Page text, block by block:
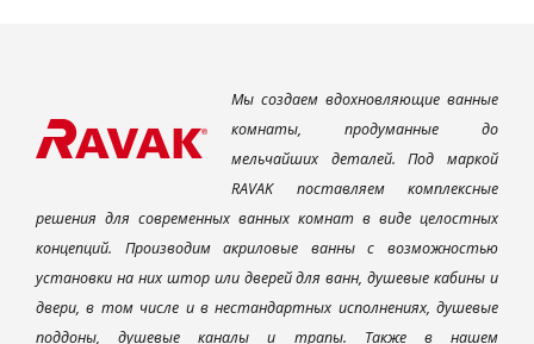
Мы создаем вдохновляющие ванные
комнаты, продуманные до
мельчайших деталей. Под маркой
RAVAK поставляем комплексные
решения для современных ванных комнат в виде целостных
концепций. Производим акриловые ванны с возможностью
установки на них штор или дверей для ванн, душевые кабины и
двери, в том числе и в нестандартных исполнениях, душевые
поддоны, душевые каналы и трапы. Также в нашем